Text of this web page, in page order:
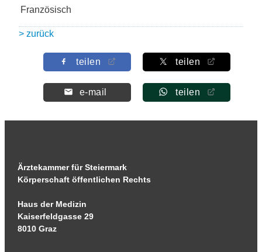
Französisch
> zurück
teilen teilen
e-mail teilen
Ärztekammer für Steiermark
Körperschaft öffentlichen Rechts
Haus der Medizin
Kaiserfeldgasse 29
8010 Graz